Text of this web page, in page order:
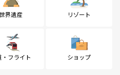
界遺産 リゾート
・フライト ショップ